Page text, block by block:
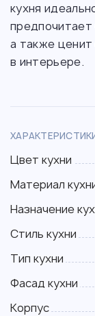
кухня
предпочитает
а также ценит
в интерьере.
Цвет кухни
Материал
Назначение
Стиль кухни
Тип кухни
Фасад кухни
Корпус